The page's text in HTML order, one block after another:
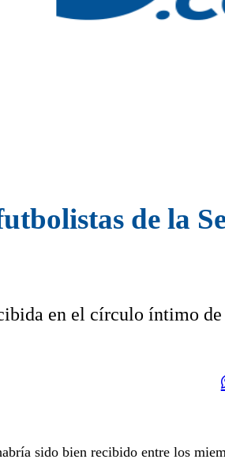
de la
en el círculo íntimo
sido bien recibido entre los